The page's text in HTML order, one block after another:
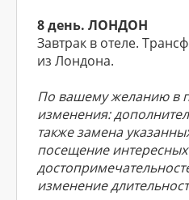
8 день. ЛОНДОН
Завтрак в отеле.
из Лондона.
По вашему желанию в
изменения:
также замена
посещение
изменeние